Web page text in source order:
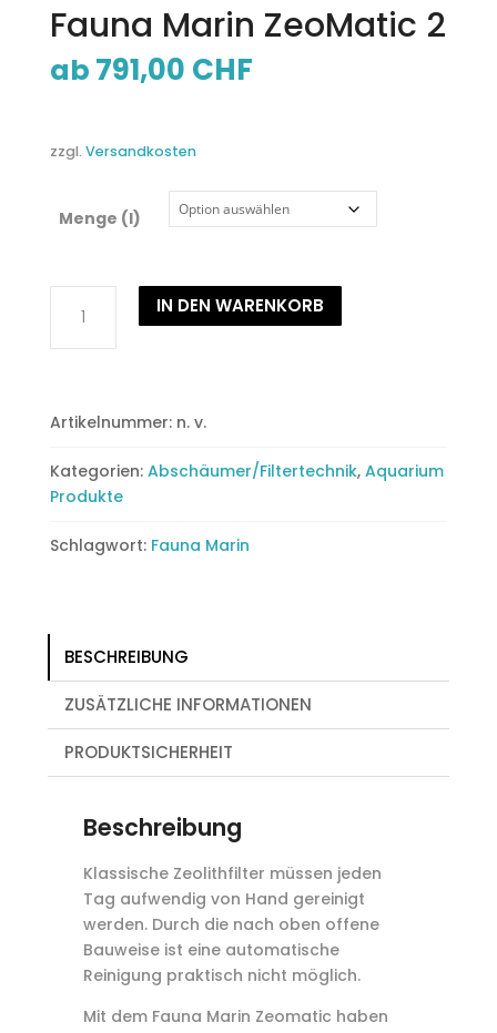
Fauna Marin ZeoMatic 2
ab 791,00 CHF
zzgl. Versandkosten
Menge (l)
Marin
ZeoMatic
IN DEN WARENKORB
Artikelnummer: n. v.
Kategorien: Abschäumer/Filtertechnik, Aquarium
Produkte
Schlagwort: Fauna Marin
BESCHREIBUNG
ZUSÄTZLICHE INFORMATIONEN
PRODUKTSICHERHEIT
Beschreibung
Klassische Zeolithfilter müssen jeden
Tag aufwendig von Hand gereinigt
werden. Durch die nach oben offene
Bauweise ist eine automatische
Reinigung praktisch nicht möglich.
Mit dem Fauna Marin Zeomatic haben